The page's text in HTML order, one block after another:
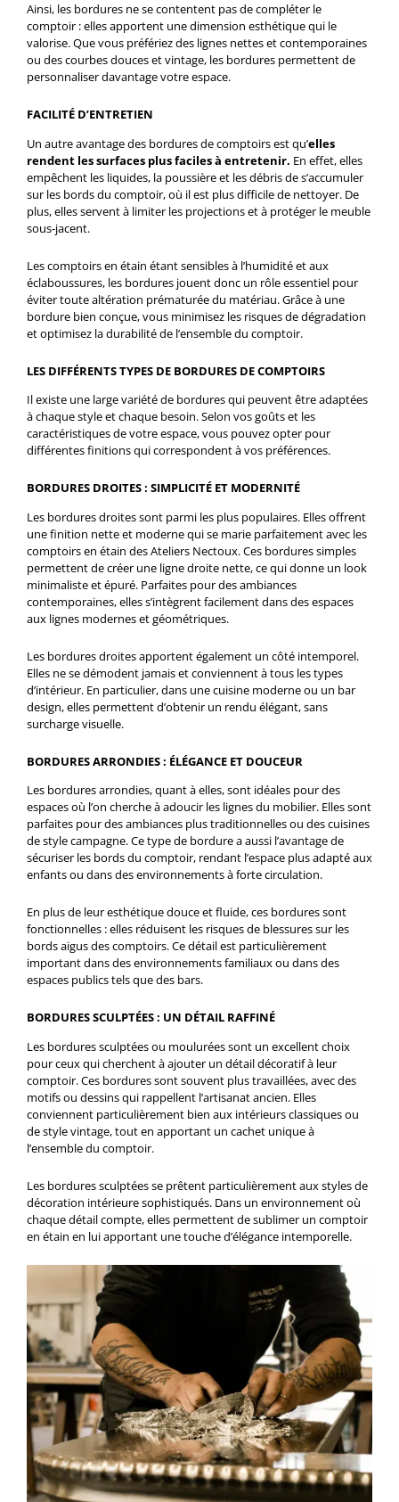
Ainsi, les bordures ne se contentent pas de compléter le
comptoir : elles apportent une dimension esthétique qui le
valorise. Que vous préfériez des lignes nettes et contemporaines
ou des courbes douces et vintage, les bordures permettent de
personnaliser davantage votre espace.
FACILITÉ D’ENTRETIEN
Un autre avantage des bordures de comptoirs est qu’elles
rendent les surfaces plus faciles à entretenir. En effet, elles
empêchent les liquides, la poussière et les débris de s’accumuler
sur les bords du comptoir, où il est plus difficile de nettoyer. De
plus, elles servent à limiter les projections et à protéger le meuble
sous-jacent.
Les comptoirs en étain étant sensibles à l’humidité et aux
éclaboussures, les bordures jouent donc un rôle essentiel pour
éviter toute altération prématurée du matériau. Grâce à une
bordure bien conçue, vous minimisez les risques de dégradation
et optimisez la durabilité de l’ensemble du comptoir.
LES DIFFÉRENTS TYPES DE BORDURES DE COMPTOIRS
Il existe une large variété de bordures qui peuvent être adaptées
à chaque style et chaque besoin. Selon vos goûts et les
caractéristiques de votre espace, vous pouvez opter pour
différentes finitions qui correspondent à vos préférences.
BORDURES DROITES : SIMPLICITÉ ET MODERNITÉ
Les bordures droites sont parmi les plus populaires. Elles offrent
une finition nette et moderne qui se marie parfaitement avec les
comptoirs en étain des Ateliers Nectoux. Ces bordures simples
permettent de créer une ligne droite nette, ce qui donne un look
minimaliste et épuré. Parfaites pour des ambiances
contemporaines, elles s’intègrent facilement dans des espaces
aux lignes modernes et géométriques.
Les bordures droites apportent également un côté intemporel.
Elles ne se démodent jamais et conviennent à tous les types
d’intérieur. En particulier, dans une cuisine moderne ou un bar
design, elles permettent d’obtenir un rendu élégant, sans
surcharge visuelle.
BORDURES ARRONDIES : ÉLÉGANCE ET DOUCEUR
Les bordures arrondies, quant à elles, sont idéales pour des
espaces où l’on cherche à adoucir les lignes du mobilier. Elles sont
parfaites pour des ambiances plus traditionnelles ou des cuisines
de style campagne. Ce type de bordure a aussi l’avantage de
sécuriser les bords du comptoir, rendant l’espace plus adapté aux
enfants ou dans des environnements à forte circulation.
En plus de leur esthétique douce et fluide, ces bordures sont
fonctionnelles : elles réduisent les risques de blessures sur les
bords aigus des comptoirs. Ce détail est particulièrement
important dans des environnements familiaux ou dans des
espaces publics tels que des bars.
BORDURES SCULPTÉES : UN DÉTAIL RAFFINÉ
Les bordures sculptées ou moulurées sont un excellent choix
pour ceux qui cherchent à ajouter un détail décoratif à leur
comptoir. Ces bordures sont souvent plus travaillées, avec des
motifs ou dessins qui rappellent l’artisanat ancien. Elles
conviennent particulièrement bien aux intérieurs classiques ou
de style vintage, tout en apportant un cachet unique à
l’ensemble du comptoir.
Les bordures sculptées se prêtent particulièrement aux styles de
décoration intérieure sophistiqués. Dans un environnement où
chaque détail compte, elles permettent de sublimer un comptoir
en étain en lui apportant une touche d’élégance intemporelle.